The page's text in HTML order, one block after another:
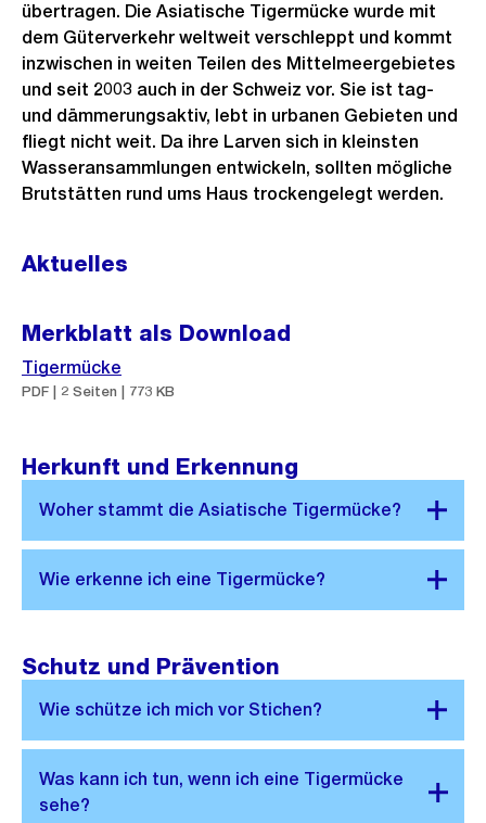
übertragen. Die Asiatische Tigermücke wurde mit
dem Güterverkehr weltweit verschleppt und kommt
inzwischen in weiten Teilen des Mittelmeergebietes
und seit 2003 auch in der Schweiz vor. Sie ist tag-
und dämmerungsaktiv, lebt in urbanen Gebieten und
fliegt nicht weit. Da ihre Larven sich in kleinsten
Wasseransammlungen entwickeln, sollten mögliche
Brutstätten rund ums Haus trockengelegt werden.
Aktuelles
Merkblatt als Download
Tigermücke
PDF | 2 Seiten | 773 KB
Herkunft und Erkennung
Schutz und Prävention